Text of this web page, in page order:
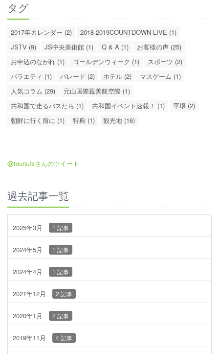
タグ
2017年カレンダー (2)
2018-2019COUNTDOWN LIVE (1)
JSTV (9)
JS中央美術館 (1) Q & A (1)
お客様の声 (25)
お申込のながれ (1)
ゴールデンウィーク (1)
スポーツ (2)
バラエティ (1)
パレード (2) ホテル (2)
マスゲーム (1)
人気コラム (29)
元山国際親善航空際 (1)
共和国で走るバスたち (1)
共和国イベント速報！ (1)
平壌 (2)
朝鮮に行く前に (1)
特典 (1) 観光地 (16)
@toursJsさんのツイート
過去記事一覧
2025年3月 1 記事
2024年5月 1 記事
2024年4月 1 記事
2021年12月 2 記事
2020年1月 2 記事
2019年11月 4 記事